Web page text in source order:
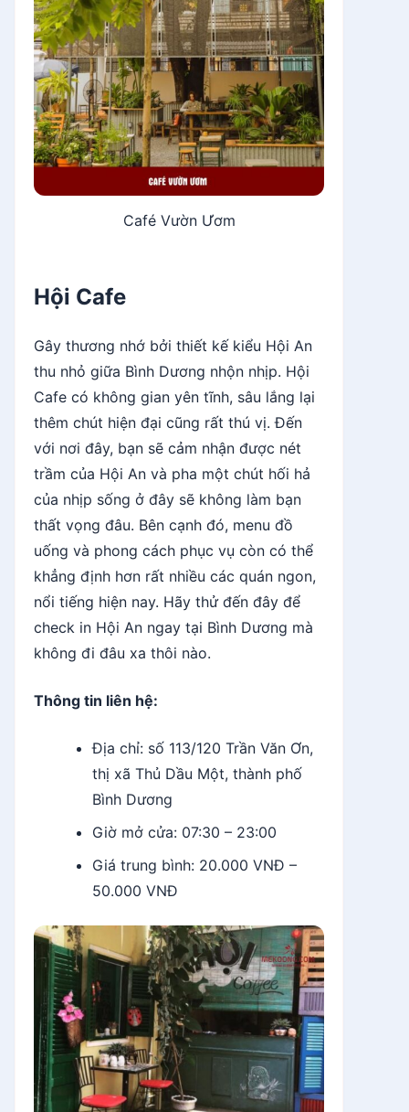
Café Vườn Ươm
Hội Cafe
Gây thương nhớ bởi thiết kế kiểu Hội An
thu nhỏ giữa Bình Dương nhộn nhịp. Hội
Cafe có không gian yên tĩnh, sâu lắng lại
thêm chút hiện đại cũng rất thú vị. Đến
với nơi đây, bạn sẽ cảm nhận được nét
trầm của Hội An và pha một chút hối hả
của nhịp sống ở đây sẽ không làm bạn
thất vọng đâu. Bên cạnh đó, menu đồ
uống và phong cách phục vụ còn có thể
khẳng định hơn rất nhiều các quán ngon,
nổi tiếng hiện nay. Hãy thử đến đây để
check in Hội An ngay tại Bình Dương mà
không đi đâu xa thôi nào.
Thông tin liên hệ:
Địa chỉ: số 113/120 Trần Văn Ơn,
thị xã Thủ Dầu Một, thành phố
Bình Dương
Giờ mở cửa: 07:30 – 23:00
Giá trung bình: 20.000 VNĐ –
50.000 VNĐ